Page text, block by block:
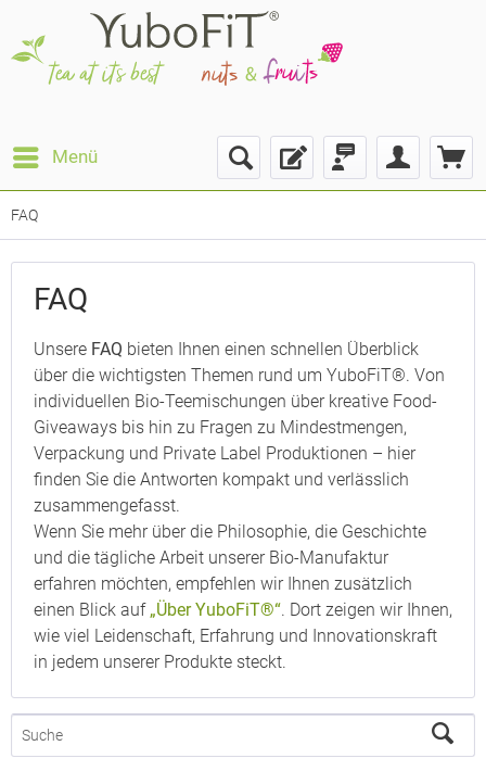
Menü
FAQ
FAQ
Unsere FAQ bieten Ihnen einen schnellen Überblick
über die wichtigsten Themen rund um YuboFiT®. Von
individuellen Bio-Teemischungen über kreative Food-
Giveaways bis hin zu Fragen zu Mindestmengen,
Verpackung und Private Label Produktionen – hier
finden Sie die Antworten kompakt und verlässlich
zusammengefasst.
Wenn Sie mehr über die Philosophie, die Geschichte
und die tägliche Arbeit unserer Bio-Manufaktur
erfahren möchten, empfehlen wir Ihnen zusätzlich
einen Blick auf „Über YuboFiT®“. Dort zeigen wir Ihnen,
wie viel Leidenschaft, Erfahrung und Innovationskraft
in jedem unserer Produkte steckt.